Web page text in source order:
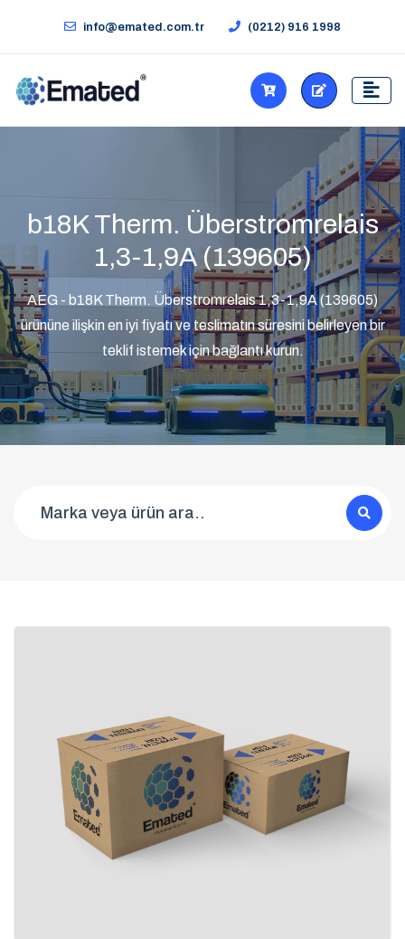
info@emated.com.tr (0212) 916 1998
b18K Therm. Überstromrelais
1,3-1,9A (139605)
AEG - b18K Therm. Überstromrelais 1,3-1,9A (139605)
ürününe ilişkin en iyi fiyatı ve teslimatın süresini belirleyen bir
teklif istemek için bağlantı kurun.